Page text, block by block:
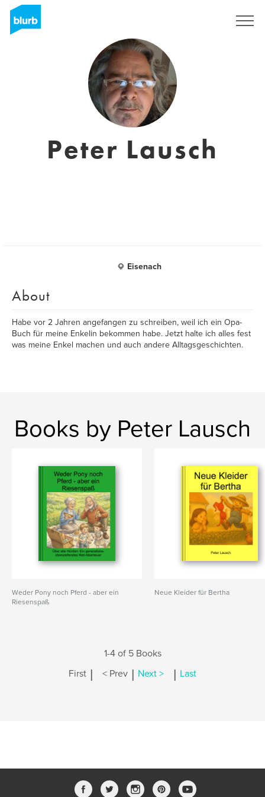
Peter Lausch
Eisenach
About
Habe vor 2 Jahren angefangen zu schreiben, weil ich ein Opa-
Buch für meine Enkelin bekommen habe. Jetzt halte ich alles fest
was meine Enkel machen und auch andere Alltagsgeschichten.
Books by Peter Lausch
Weder Pony noch Pferd - aber ein
Riesenspaß
Neue Kleider für Bertha
1-4 of 5 Books
First | < Prev | Next > | Last